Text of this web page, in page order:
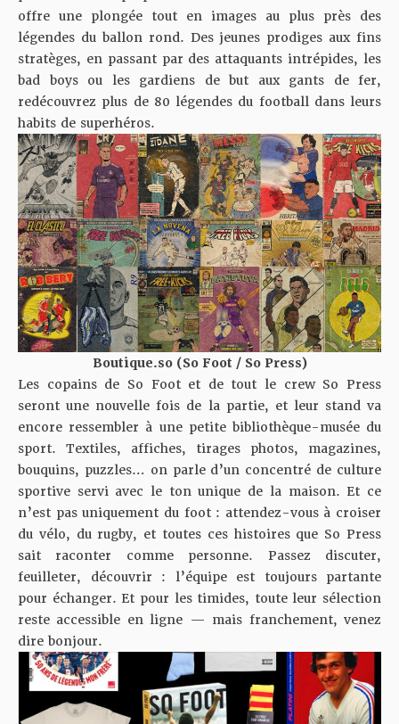
offre une plongée tout en images au plus près des
légendes du ballon rond. Des jeunes prodiges aux fins
stratèges, en passant par des attaquants intrépides, les
bad boys ou les gardiens de but aux gants de fer,
redécouvrez plus de 80 légendes du football dans leurs
habits de superhéros.
Boutique.so (So Foot / So Press)
Les copains de So Foot et de tout le crew So Press
seront une nouvelle fois de la partie, et leur stand va
encore ressembler à une petite bibliothèque-musée du
sport. Textiles, affiches, tirages photos, magazines,
bouquins, puzzles… on parle d’un concentré de culture
sportive servi avec le ton unique de la maison. Et ce
n’est pas uniquement du foot : attendez-vous à croiser
du vélo, du rugby, et toutes ces histoires que So Press
sait raconter comme personne. Passez discuter,
feuilleter, découvrir : l’équipe est toujours partante
pour échanger. Et pour les timides, toute leur sélection
reste accessible en ligne — mais franchement, venez
dire bonjour.